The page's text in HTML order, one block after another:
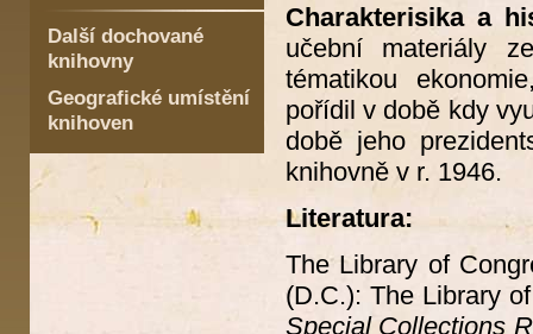
Další dochované
knihovny
Geografické umístění
knihoven
Charakterisika a
učební materiály
tématikou
pořídil v době kdy
době jeho
knihovně v r. 1946.
Literatura:
The Library of
(D.C.): The Library
Special Collections